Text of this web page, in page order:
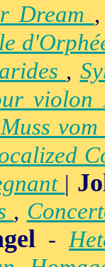
Dream
,
|
,
-